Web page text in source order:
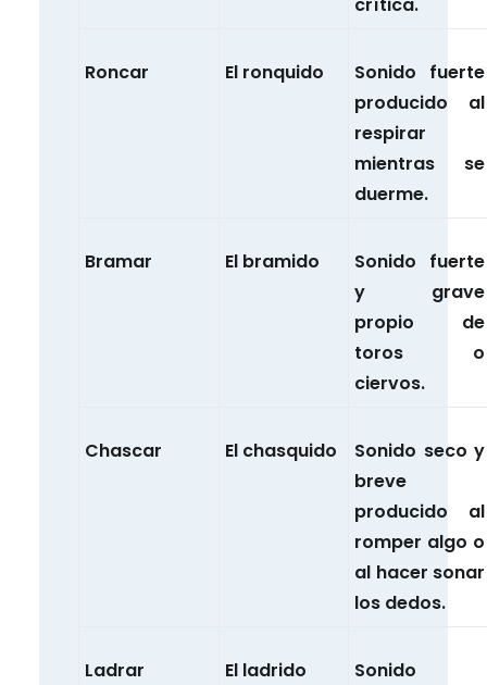
crítica.
Roncar El ronquido
Sonido fuerte
producido al
respirar
mientras se
duerme.
Bramar El bramido
Sonido fuerte
y grave
propio de
toros o
ciervos.
Chascar El chasquido
Sonido seco y
breve
producido al
romper algo o
al hacer sonar
los dedos.
Ladrar El ladrido
Sonido